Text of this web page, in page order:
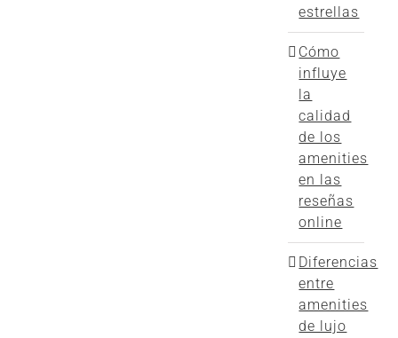
estrellas
Cómo
influye
la
calidad
de los
amenities
en las
reseñas
online
Diferencias
entre
amenities
de lujo